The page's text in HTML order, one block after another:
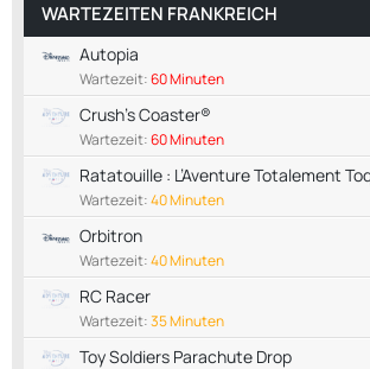
WARTEZEITEN FRANKREICH
Autopia
Wartezeit:60 Minuten
Crush's Coaster®
Wartezeit:60 Minuten
Ratatouille : L’Aventure Totalement
Wartezeit:40 Minuten
Orbitron
Wartezeit:40 Minuten
RC Racer
Wartezeit:35 Minuten
Toy Soldiers Parachute Drop